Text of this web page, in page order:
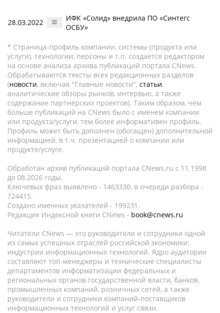
28.03.2022
ИФК «Солид» внедрила ПО «Синтегс
ОСБУ»
* Страница-профиль компании, системы (продукта или
услуги), технологии, персоны и т.п. создается редактором
на основе анализа архива публикаций портала CNews.
Обрабатываются тексты всех редакционных разделов
(новости, включая "Главные новости", статьи,
аналитические обзоры рынков, интервью, а также
содержание партнёрских проектов). Таким образом, чем
больше публикаций на CNews было с именем компании
или продукта/услуги, тем более информативен профиль.
Профиль может быть дополнен (обогащен) дополнительной
информацией, в т.ч. презентацией о компании или
продукте/услуге.
Обработан архив публикаций портала CNews.ru c 11.1998
до 08.2026 годы.
Ключевых фраз выявлено - 1463330, в очереди разбора -
724415.
Создано именных указателей - 199231.
Редакция Индексной книги CNews - book@cnews.ru
Читатели CNews — это руководители и сотрудники одной
из самых успешных отраслей российской экономики:
индустрии информационных технологий. Ядро аудитории
составляют топ-менеджеры и технические специалисты
департаментов информатизации федеральных и
региональных органов государственной власти, банков,
промышленных компаний, розничных сетей, а также
руководители и сотрудники компаний-поставщиков
информационных технологий и услуг связи.